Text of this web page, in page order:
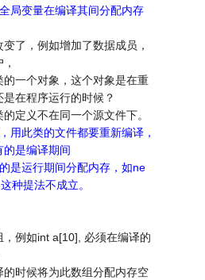
局变量在编译其间分配内存
了，例如增加了数据成员，
的一个对象，这个对象是在重
在程序运行的时候？
定义不在同一个源文件下。
用此类的文件都要重新编译，
的是编译期间
是运行期间分配内存，如ne
种提法不成立。
例如int a[10], 必须在编译的
时候将为此数组分配内存空